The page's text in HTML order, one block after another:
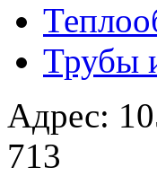
Трубы
Адрес:
713